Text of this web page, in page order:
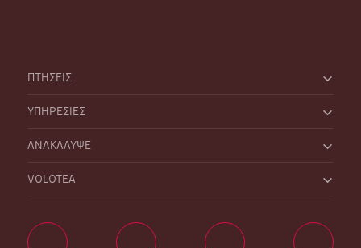
ΠΤΗΣΕΙΣ
ΥΠΗΡΕΣΙΕΣ
ΑΝΑΚΑΛΥΨΕ
VOLOTEA